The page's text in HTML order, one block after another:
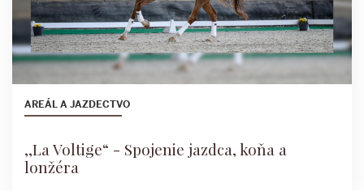
AREÁL A JAZDECTVO
,,La Voltige“ - Spojenie jazdca, koňa a
lonžéra